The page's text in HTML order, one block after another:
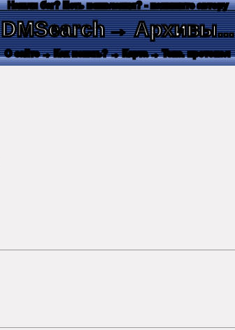
Нашли баг? Есть пожелания? - напишите автору
DMSearch→ Архивы...
О сайте → Как искать? → Карта → Текс. протокол